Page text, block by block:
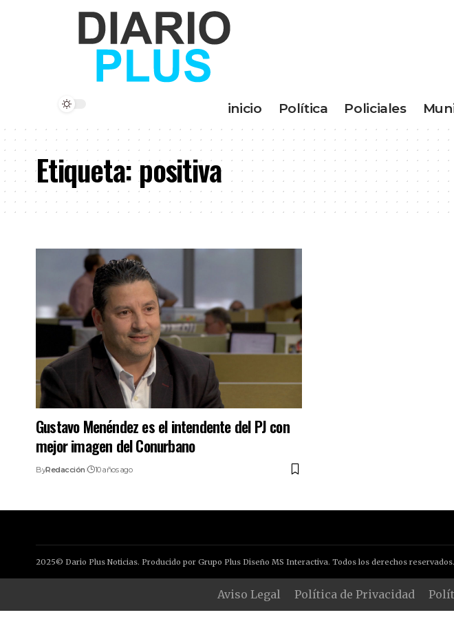
inicio Política Policiales
Etiqueta:positiva
Gustavo Menéndez es el intendente del PJ con
mejor imagen del Conurbano
ByRedacción 10 años ago
2025© Dario Plus Noticias. Producido por Grupo Plus Diseño MS Interactiva. Todos los derechos reservados.
Aviso Legal Política de Privacidad